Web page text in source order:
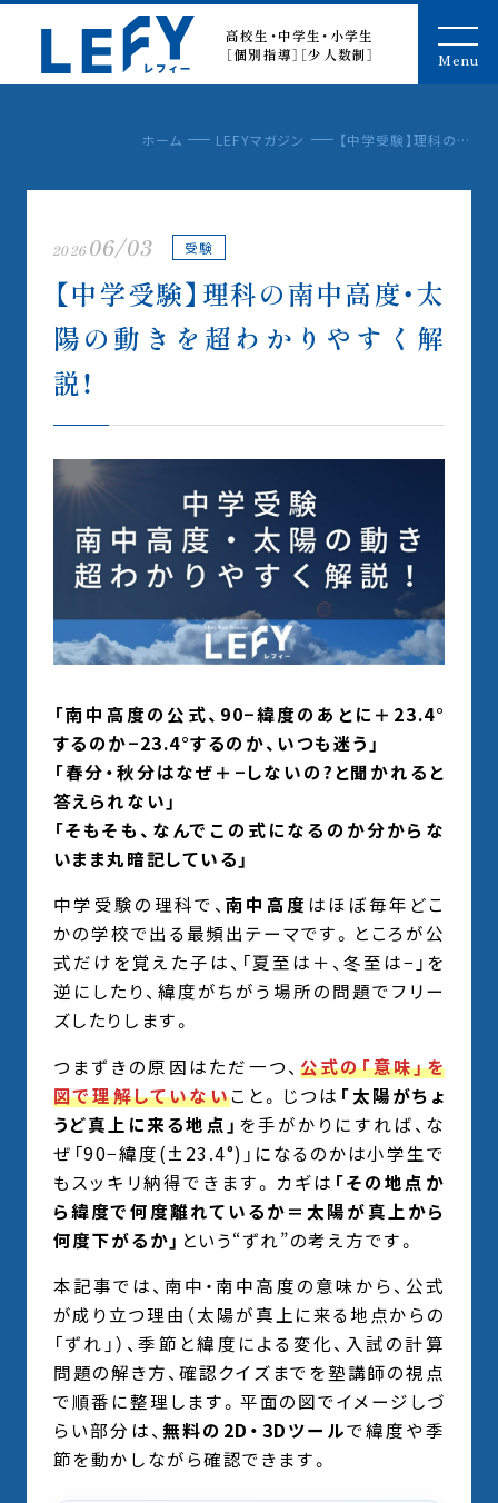
LEFY（レフィー）
高校生・中学生・小学生
［個別指導］［少人数制］
Menu
ホーム LEFYマガジン 【中学受験】理科の南中高度・太陽の動きを超わかりやすく解説！
202606/03 受験
【中学受験】理科の南中高度・太
陽の動きを超わかりやすく解
説！
「南中高度の公式、90−緯度のあとに＋23.4°
するのか−23.4°するのか、いつも迷う」
「春分・秋分はなぜ＋−しないの?と聞かれると
答えられない」
「そもそも、なんでこの式になるのか分からな
いまま丸暗記している」
中学受験の理科で、南中高度はほぼ毎年どこ
かの学校で出る最頻出テーマです。ところが公
式だけを覚えた子は、「夏至は＋、冬至は−」を
逆にしたり、緯度がちがう場所の問題でフリー
ズしたりします。
つまずきの原因はただ一つ、 公式の「意味」を
図で理解していないこと。じつは 「太陽がちょ
うど真上に来る地点」 を手がかりにすれば、な
ぜ「90−緯度(±23.4°)」になるのかは小学生で
もスッキリ納得できます。カギは 「その地点か
ら緯度で何度離れているか＝太陽が真上から
何度下がるか」 という“ずれ”の考え方です。
本記事では、南中・南中高度の意味から、公式
が成り立つ理由（太陽が真上に来る地点からの
「ずれ」）、季節と緯度による変化、入試の計算
問題の解き方、確認クイズまでを塾講師の視点
で順番に整理します。平面の図でイメージしづ
らい部分は、 無料の2D・3Dツールで緯度や季
節を動かしながら確認できます。